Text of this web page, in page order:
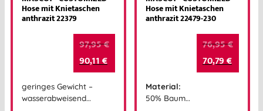
Hose mit Knietaschen
anthrazit 22379
97,95€
90,11€
geringes Gewicht –
wasserabweisend…
Hose mit Knietaschen
anthrazit 22479-230
76,95€
70,79€
Material:
50% Baum…